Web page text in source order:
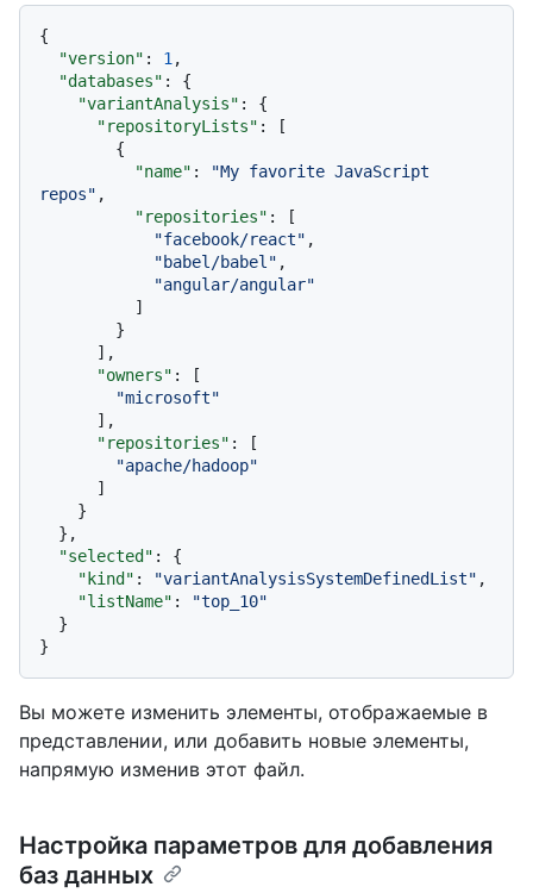
{
"version" : 1 ,
"databases" :
{
"variantAnalysis" :
{
"repositoryLists" :
[
{
"name" :
"My favorite JavaScript
repos" ,
"repositories" :
[
"facebook/react" ,
"babel/babel" ,
"angular/angular"
]
}
] ,
"owners" :
[
"microsoft"
] ,
"repositories" :
[
"apache/hadoop"
]
}
} ,
"selected" :
{
"kind" : "variantAnalysisSystemDefinedList" ,
"listName" :
"top_10"
}
}
Вы можете изменить элементы, отображаемые в
представлении, или добавить новые элементы,
напрямую изменив этот файл.
Настройка параметров для добавления
баз данных